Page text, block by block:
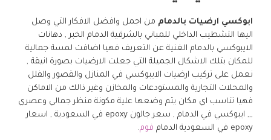
ابوكسي ارضيات بالدمام من اجمل وافضل الافكار التي وصل
اليها التشطيب الداخلي للمباني بالشرقية الدمام الخبر , دهانات
الايبوكسي بالدمام الغنية عن التعريف فهيا اضافت لمسة جمالية
للمكان بتلك الاشكال الجميلة التي جعلت الارضيات بصورة انيقة ,
نعمل على تركيب ارضيات الايبوكسي في المنازل والقصور والفلل
والمحلات التجارية والمستودعات والمخازن وغير ذالك من الاماكن
فهيا تناسب اي مكان يتم وضعها علية مكونة منظر جمالي وعصري
,,, ايبوكسي في الدمام , سعر جالون epoxy في السعودية , اسعار
epoxy في السعودية الدمام
فوم.